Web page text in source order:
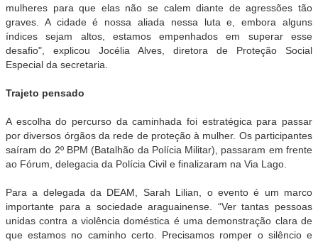
mulheres para que elas não se calem diante de agressões tão
graves. A cidade é nossa aliada nessa luta e, embora alguns
índices sejam altos, estamos empenhados em superar esse
desafio", explicou Jocélia Alves, diretora de Proteção Social
Especial da secretaria.
Trajeto pensado
A escolha do percurso da caminhada foi estratégica para passar
por diversos órgãos da rede de proteção à mulher. Os participantes
saíram do 2º BPM (Batalhão da Polícia Militar), passaram em frente
ao Fórum, delegacia da Polícia Civil e finalizaram na Via Lago.
Para a delegada da DEAM, Sarah Lilian, o evento é um marco
importante para a sociedade araguainense. “Ver tantas pessoas
unidas contra a violência doméstica é uma demonstração clara de
que estamos no caminho certo. Precisamos romper o silêncio e